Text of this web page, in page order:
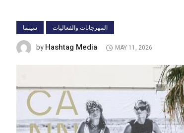
سينما المهرجانات والفعاليات
byHashtag Media MAY 11, 2026